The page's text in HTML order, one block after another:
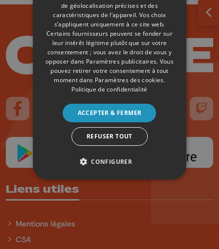
Suivez-nous sur FaceBook
Suivez-nous sur Instagram
Suivez-nous sur TikTokSuivez-nous sur YouTube
Suivez-nous
Liens utiles
Mentions légales
CSA
de géolocalisation précises et des
caractéristiques de l’appareil. Vos choix
s’appliquent uniquement à ce site web.
Certains fournisseurs peuvent se fonder sur
leur intérêt légitime plutôt que sur votre
consentement ; vous avez le droit de vous y
opposer dans Paramètres publicitaires. Vous
pouvez retirer votre consentement à tout
moment dans Paramètres des cookies.
Politique de confidentialité
ACCEPTER & FERMER
REFUSER TOUT
CONFIGURER